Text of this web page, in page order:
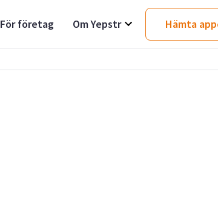
För företag Om Yepstr Hämta